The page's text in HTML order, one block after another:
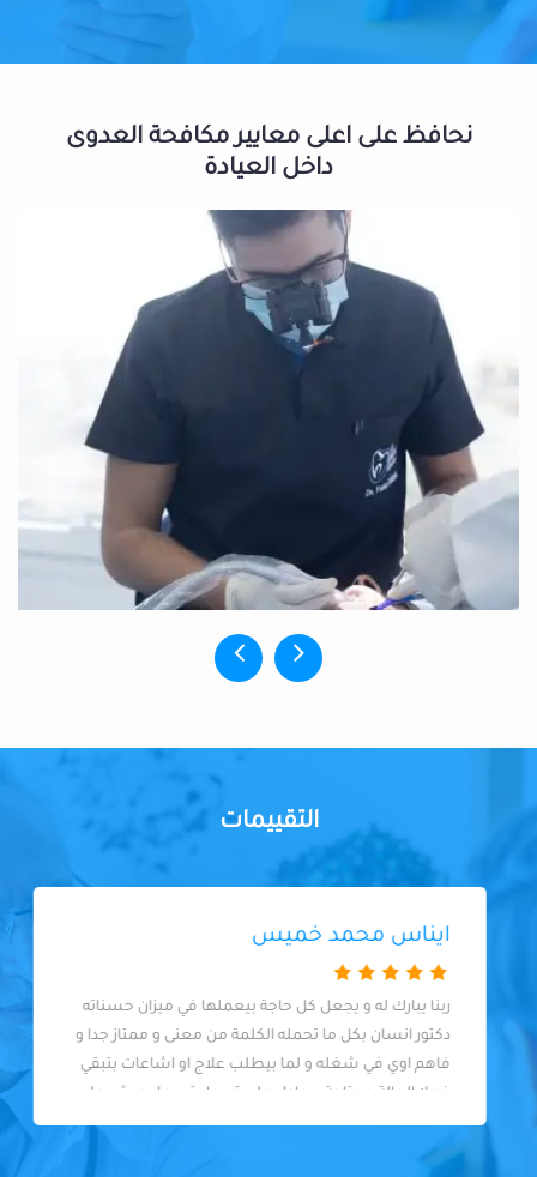
نحافظ على اعلى معايير مكافحة العدوى
داخل العيادة
التقييمات
ايناس محمد خميس
ربنا يبارك له و يجعل كل حاجة بيعملها في ميزان حسناته
دكتور انسان بكل ما تحمله الكلمة من معنى و ممتاز جدا و
فاهم اوي في شغله و لما بيطلب علاج او اشاعات بتبقي
فعلا الحالة محتاجة بيحاول علي قد ما يقدر ما يجيش علي
المريض او يكلفه كتير